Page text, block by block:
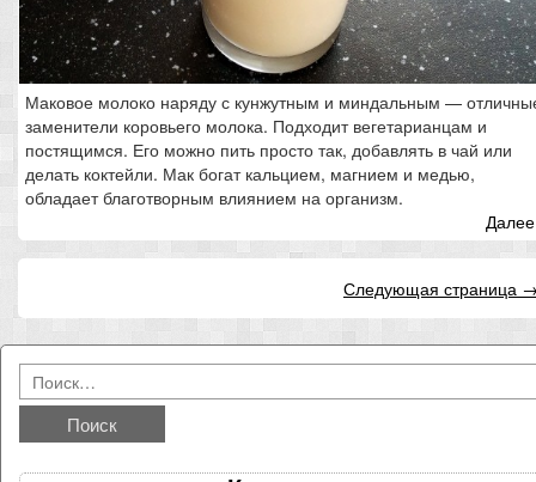
Маковое молоко наряду с кунжутным и миндальным —
заменители коровьего молока. Подходит вегетарианцам и
постящимся. Его можно пить просто так, добавлять в чай или
делать коктейли. Мак богат кальцием, магнием и медью,
обладает благотворным влиянием на организм.
Следующая страница